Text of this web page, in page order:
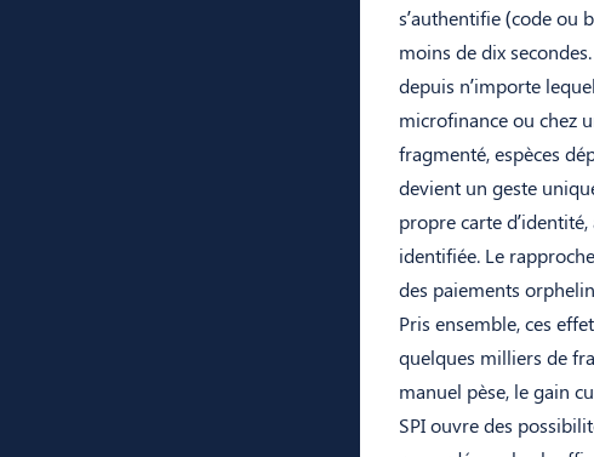
s’authentifie (code ou
moins de dix
depuis n’importe
microfinance ou chez
fragmenté, espèces
devient un geste
propre carte
identifiée. Le
des paiements
Pris ensemble, ces
quelques milliers de
manuel pèse, le gain
SPI ouvre des